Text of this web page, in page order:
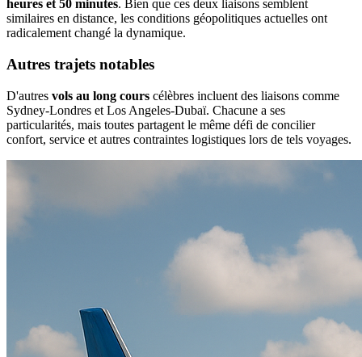
heures et 50 minutes. Bien que ces deux liaisons semblent
similaires en distance, les conditions géopolitiques actuelles ont
radicalement changé la dynamique.
Autres trajets notables
D'autres vols au long cours célèbres incluent des liaisons comme
Sydney-Londres et Los Angeles-Dubaï. Chacune a ses
particularités, mais toutes partagent le même défi de concilier
confort, service et autres contraintes logistiques lors de tels voyages.